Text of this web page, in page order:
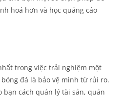
hoá hơn và học quảng cáo
trong việc trải nghiệm một
đá là bảo vệ mình từ rủi ro.
bạn cách quản lý tài sản, quản